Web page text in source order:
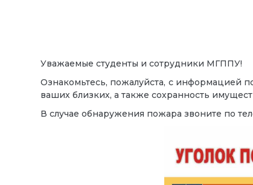
Уважаемые студенты и сотрудники МГППУ!
Ознакомьтесь, пожалуйста, с информацией
ваших близких, а также сохранность
В случае обнаружения пожара звоните по